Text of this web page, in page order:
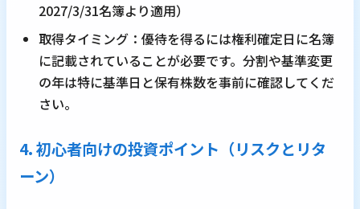
2027/3/31名簿より適用）
取得タイミング：優待を得るには権利確定日に名簿
に記載されていることが必要です。分割や基準変更
の年は特に基準日と保有株数を事前に確認してくだ
さい。
4. 初心者向けの投資ポイント（リスクとリタ
ーン）